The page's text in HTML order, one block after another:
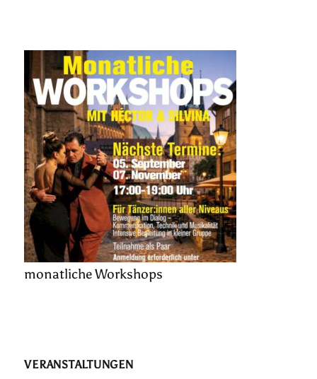
monatliche Workshops
VERANSTALTUNGEN